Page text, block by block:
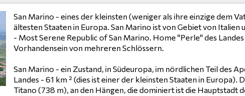
San Marino - eines der kleinsten (weniger als ihre einzige dem
ältesten Staaten in Europa. San Marino ist von Gebiet von
- Most Serene Republic of San Marino. Home "Perle" des
Vorhandensein von mehreren Schlössern.
San Marino - ein Zustand, in Südeuropa, im nördlichen Teil des
Landes - 61 km ² (dies ist einer der kleinsten Staaten in
Titano (738 m), an den Hängen, die dominiert ist die Hauptstadt